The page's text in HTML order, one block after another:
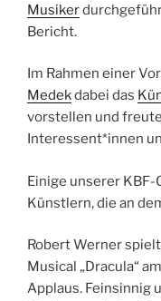
Musiker
Bericht.
Im Rahmen einer
Medekdabei das
vorstellen und
Interessent*innen
Einige unserer KBF-
Künstlern, die an
Robert Werner
Musical „Dracula“
Applaus. Feinsinnig